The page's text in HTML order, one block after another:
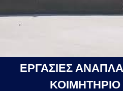
ΕΡΓΑΣΙΕΣ
ΚΟΙΜΗΤΗΡΙΟ